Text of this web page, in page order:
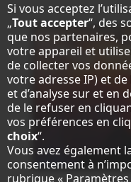
Si vous acceptez
„Tout accepter“, des
que nos partenaires,
votre appareil et
de collecter vos
votre adresse IP) et
et d’analyse sur et en
de le refuser en
vos préférences en
choix“.
Vous avez également
consentement à
rubrique «